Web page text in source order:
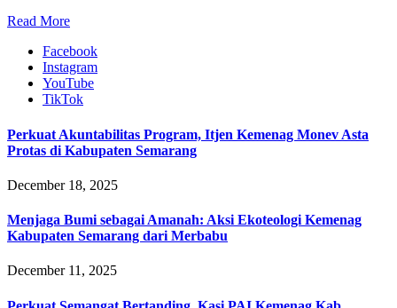
Read More
Facebook
Instagram
YouTube
TikTok
Perkuat Akuntabilitas Program, Itjen Kemenag Monev Asta
Protas di Kabupaten Semarang
December 18, 2025
Menjaga Bumi sebagai Amanah: Aksi Ekoteologi Kemenag
Kabupaten Semarang dari Merbabu
December 11, 2025